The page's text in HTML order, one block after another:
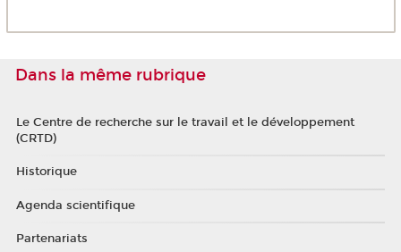
Dans la même rubrique
Le Centre de recherche sur le travail et le développement
(CRTD)
Historique
Agenda scientifique
Partenariats